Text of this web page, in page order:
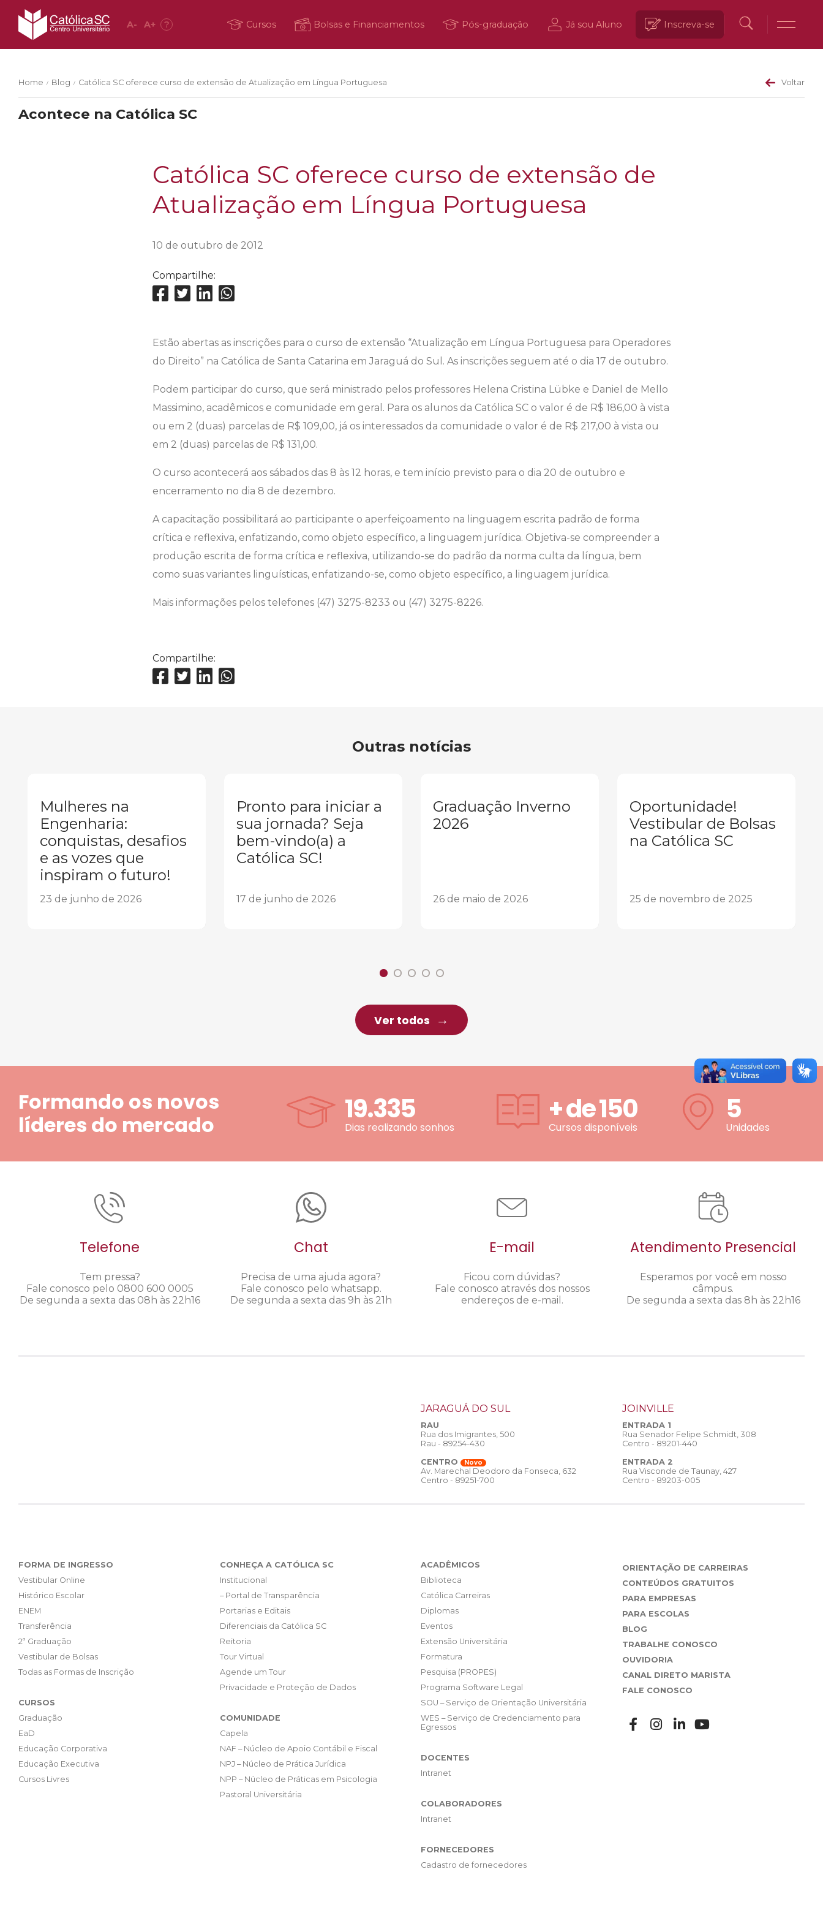
A- A+ ? Cursos Bolsas e Financiamentos Pós-graduação Já sou Aluno Inscreva-se
Home / Blog / Católica SC oferece curso de extensão de Atualização em Língua Portuguesa Voltar
Acontece na Católica SC
Católica SC oferece curso de extensão de
Atualização em Língua Portuguesa
10 de outubro de 2012
Compartilhe:
Estão abertas as inscrições para o curso de extensão “Atualização em Língua Portuguesa para Operadores
do Direito” na Católica de Santa Catarina em Jaraguá do Sul. As inscrições seguem até o dia 17 de outubro.
Podem participar do curso, que será ministrado pelos professores Helena Cristina Lübke e Daniel de Mello
Massimino, acadêmicos e comunidade em geral. Para os alunos da Católica SC o valor é de R$ 186,00 à vista
ou em 2 (duas) parcelas de R$ 109,00, já os interessados da comunidade o valor é de R$ 217,00 à vista ou
em 2 (duas) parcelas de R$ 131,00.
O curso acontecerá aos sábados das 8 às 12 horas, e tem início previsto para o dia 20 de outubro e
encerramento no dia 8 de dezembro.
A capacitação possibilitará ao participante o aperfeiçoamento na linguagem escrita padrão de forma
crítica e reflexiva, enfatizando, como objeto específico, a linguagem jurídica. Objetiva-se compreender a
produção escrita de forma crítica e reflexiva, utilizando-se do padrão da norma culta da língua, bem
como suas variantes linguísticas, enfatizando-se, como objeto específico, a linguagem jurídica.
Mais informações pelos telefones (47) 3275-8233 ou (47) 3275-8226.
Compartilhe:
Outras notícias
Mulheres na
Engenharia:
conquistas, desafios
e as vozes que
inspiram o futuro!
23 de junho de 2026
Pronto para iniciar a
sua jornada? Seja
bem-vindo(a) a
Católica SC!
17 de junho de 2026
Graduação Inverno
2026
26 de maio de 2026
Oportunidade!
Vestibular de Bolsas
na Católica SC
25 de novembro de 2025
Ver todos
Formando os novos
líderes do mercado
19.335
Dias realizando sonhos
+ de150
Cursos disponíveis
5
Unidades
Telefone
Tem pressa?
Fale conosco pelo 0800 600 0005
De segunda a sexta das 08h às 22h16
Chat
Precisa de uma ajuda agora?
Fale conosco pelo whatsapp.
De segunda a sexta das 9h às 21h
E-mail
Ficou com dúvidas?
Fale conosco através dos nossos
endereços de e-mail.
Atendimento Presencial
Esperamos por você em nosso
câmpus.
De segunda a sexta das 8h às 22h16
JARAGUÁ DO SUL
RAU
Rua dos Imigrantes, 500
Rau - 89254-430
CENTRO
Novo
Av. Marechal Deodoro da Fonseca, 632
Centro - 89251-700
JOINVILLE
ENTRADA 1
Rua Senador Felipe Schmidt, 308
Centro - 89201-440
ENTRADA 2
Rua Visconde de Taunay, 427
Centro - 89203-005
FORMA DE INGRESSO
Vestibular Online
Histórico Escolar
ENEM
Transferência
2ª Graduação
Vestibular de Bolsas
Todas as Formas de Inscrição
CURSOS
Graduação
EaD
Educação Corporativa
Educação Executiva
Cursos Livres
CONHEÇA A CATÓLICA SC
Institucional
– Portal de Transparência
Portarias e Editais
Diferenciais da Católica SC
Reitoria
Tour Virtual
Agende um Tour
Privacidade e Proteção de Dados
COMUNIDADE
Capela
NAF – Núcleo de Apoio Contábil e Fiscal
NPJ – Núcleo de Prática Jurídica
NPP – Núcleo de Práticas em Psicologia
Pastoral Universitária
ACADÊMICOS
Biblioteca
Católica Carreiras
Diplomas
Eventos
Extensão Universitária
Formatura
Pesquisa (PROPES)
Programa Software Legal
SOU – Serviço de Orientação Universitária
WES – Serviço de Credenciamento para
Egressos
DOCENTES
Intranet
COLABORADORES
Intranet
FORNECEDORES
Cadastro de fornecedores
ORIENTAÇÃO DE CARREIRAS
CONTEÚDOS GRATUITOS
PARA EMPRESAS
PARA ESCOLAS
BLOG
TRABALHE CONOSCO
OUVIDORIA
CANAL DIRETO MARISTA
FALE CONOSCO